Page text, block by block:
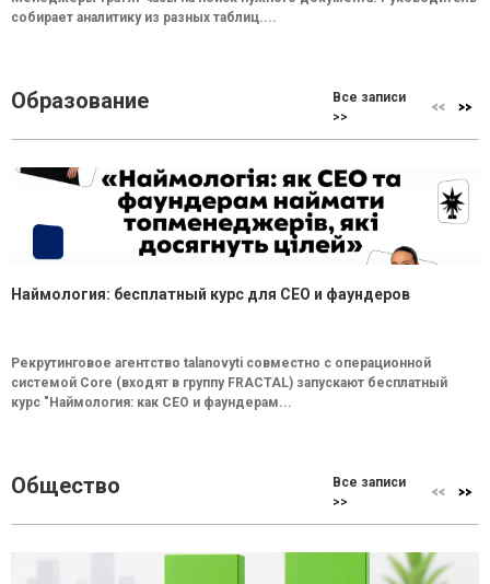
собирает аналитику из разных таблиц....
Образование
Все записи
>>
Наймология: бесплатный курс для CEO и фаундеров
Рекрутинговое агентство talanovyti совместно с операционной
системой Core (входят в группу FRACTAL) запускают бесплатный
курс "Наймология: как СEO и фаундерам...
Общество
Все записи
>>